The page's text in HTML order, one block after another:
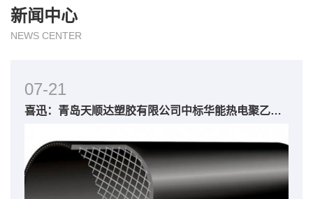
新闻中心
NEWS CENTER
07-21
喜迅：青岛天顺达塑胶有限公司中标华能热电聚乙烯外护管及电热熔套